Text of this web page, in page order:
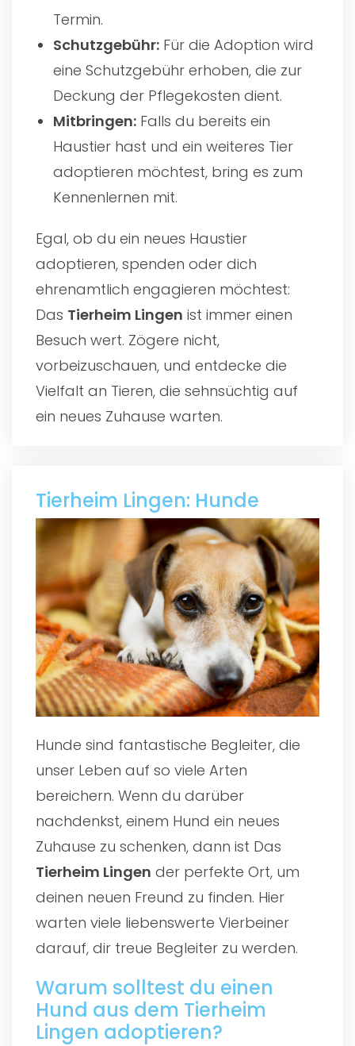
Termin.
Schutzgebühr: Für die Adoption wird
eine Schutzgebühr erhoben, die zur
Deckung der Pflegekosten dient.
Mitbringen: Falls du bereits ein
Haustier hast und ein weiteres Tier
adoptieren möchtest, bring es zum
Kennenlernen mit.
Egal, ob du ein neues Haustier
adoptieren, spenden oder dich
ehrenamtlich engagieren möchtest:
Das Tierheim Lingen ist immer einen
Besuch wert. Zögere nicht,
vorbeizuschauen, und entdecke die
Vielfalt an Tieren, die sehnsüchtig auf
ein neues Zuhause warten.
Tierheim Lingen: Hunde
Hunde sind fantastische Begleiter, die
unser Leben auf so viele Arten
bereichern. Wenn du darüber
nachdenkst, einem Hund ein neues
Zuhause zu schenken, dann ist Das
Tierheim Lingen der perfekte Ort, um
deinen neuen Freund zu finden. Hier
warten viele liebenswerte Vierbeiner
darauf, dir treue Begleiter zu werden.
Warum solltest du einen
Hund aus dem Tierheim
Lingen adoptieren?